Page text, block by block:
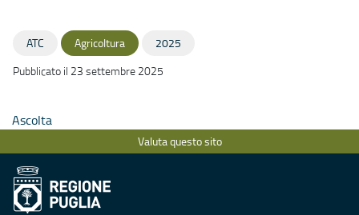
ATC Agricoltura
2025
Pubblicato il 23 settembre 2025
Ascolta
Valuta questo sito